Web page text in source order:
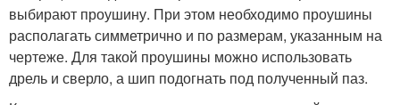
выбирают проушину. При этом необходимо проушины
располагать симметрично и по размерам, указанным на
чертеже. Для такой проушины можно использовать
дрель и сверло, а шип подогнать под полученный паз.